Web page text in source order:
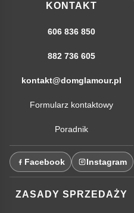
KONTAKT
606 836 850
882 736 605
kontakt@domglamour.pl
Formularz kontaktowy
Poradnik
Facebook Instagram
ZASADY SPRZEDAŻY